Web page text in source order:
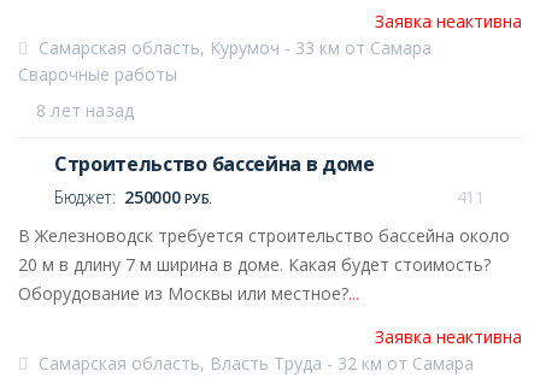
Заявка неактивна
8 лет назад
Самарская область, Курумоч - 33 км от Самара
Сварочные работы
Строительство бассейна в доме
Бюджет: 250000РУБ.
411
В Железноводск требуется строительство бассейна около
20 м в длину 7 м ширина в доме. Какая будет стоимость?
Оборудование из Москвы или местное?...
Заявка неактивна
Самарская область, Власть Труда - 32 км от Самара